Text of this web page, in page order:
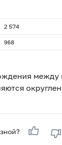
2 574
968
между